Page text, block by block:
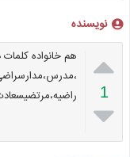
نویسنده

1

هم خانواده